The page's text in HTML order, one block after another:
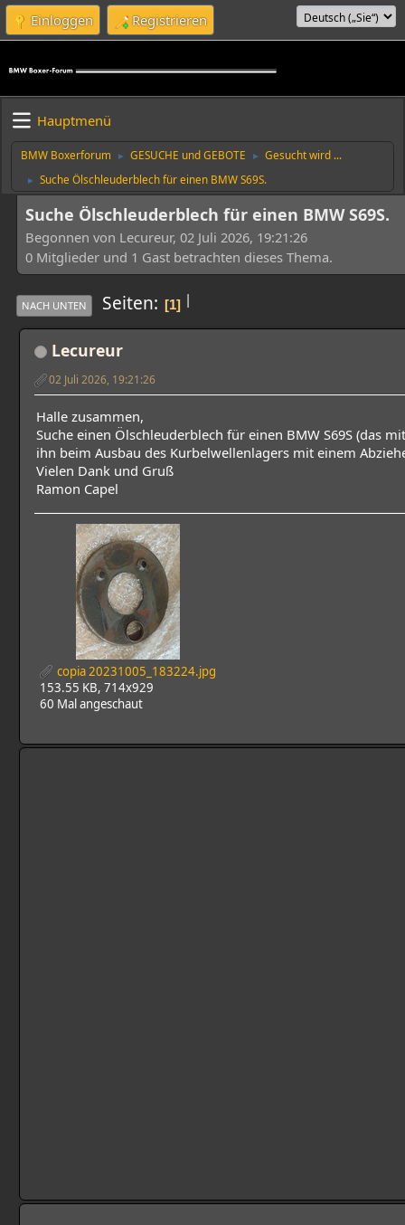
Einloggen Registrieren
Hauptmenü
BMW Boxerforum ► GESUCHE und GEBOTE ► Gesucht wird ...
► Suche Ölschleuderblech für einen BMW S69S.
Suche Ölschleuderblech für einen BMW S69S.
Begonnen von Lecureur, 02 Juli 2026, 19:21:26
0 Mitglieder und 1 Gast betrachten dieses Thema.
|
NACH UNTEN Seiten 1
Lecureur
02 Juli 2026, 19:21:26
Halle zusammen,
Suche einen Ölschleuderblech für einen BMW S69S (das
ihn beim Ausbau des Kurbelwellenlagers mit einem
Vielen Dank und Gruß
Ramon Capel
copia 20231005_183224.jpg
153.55 KB, 714x929
60 Mal angeschaut